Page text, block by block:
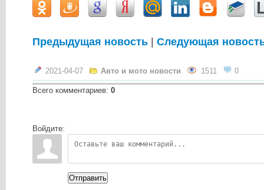
Предыдущая новость | Следующая
2021-04-07 Авто и мото новости 1511 0
Всего комментариев: 0
Войдите:
Отправить